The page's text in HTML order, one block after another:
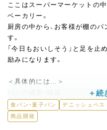
ここはスーパーマーケットの
ベーカリー。
厨房の中から、お客様が棚の
す。
「今日もおいしそう」と足を止
励みになります。
＜具体的には…＞
サンドイッチの製造
試食の配布 など製パン業務全
食パン・菓子パン デニッシュペス
商品開発